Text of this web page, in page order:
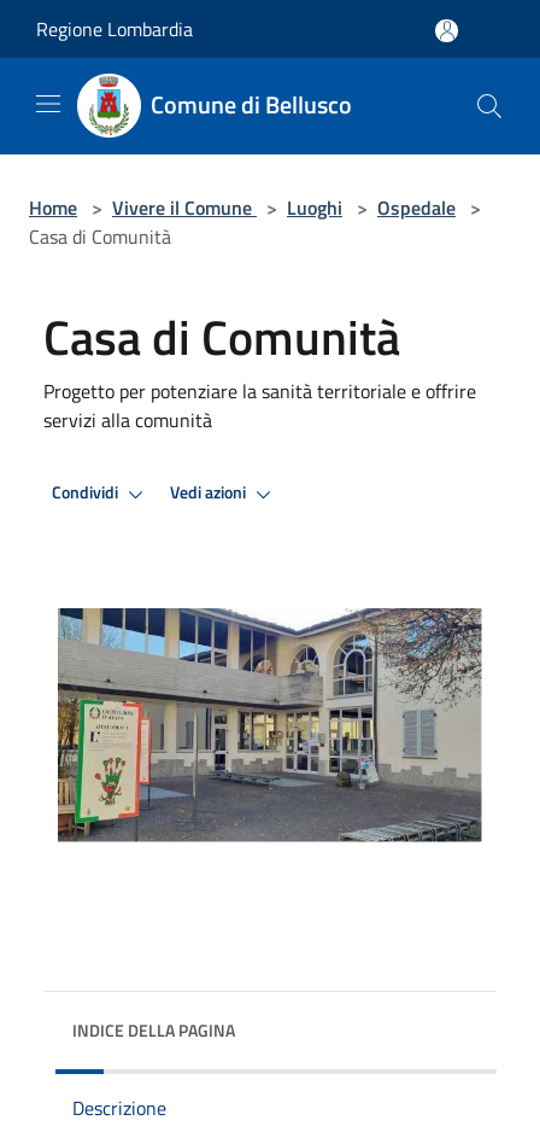
Regione Lombardia
Comune di Bellusco
Home > Vivere il Comune > Luoghi > Ospedale >
Casa di Comunità
Casa di Comunità
Progetto per potenziare la sanità territoriale e offrire
servizi alla comunità
Condividi Vedi azioni
INDICE DELLA PAGINA
Descrizione